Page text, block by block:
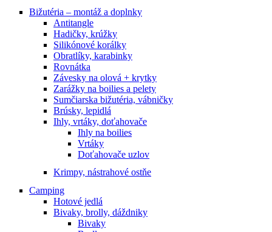
Bižutéria – montáž a doplnky
Antitangle
Hadičky, krúžky
Silikónové korálky
Obratlíky, karabinky
Rovnátka
Závesky na olová + krytky
Zarážky na boilies a pelety
Sumčiarska bižutéria, vábničky
Brúsky, lepidlá
Ihly, vrtáky, doťahovače
Ihly na boilies
Vrtáky
Doťahovače uzlov
Krimpy, nástrahové ostňe
Camping
Hotové jedlá
Bivaky, brolly, dáždniky
Bivaky